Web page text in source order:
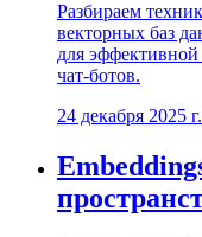
Разбираем
векторных баз
для
чат-ботов.
24 декабря 2025 г.